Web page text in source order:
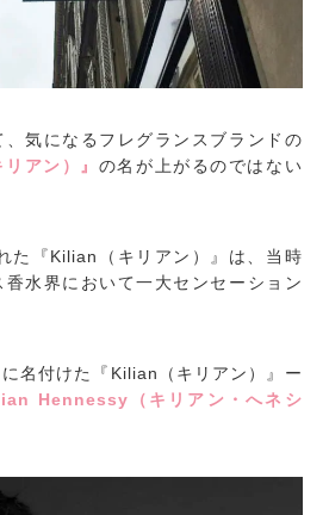
気になるフレグランスブランドの
アン）』 の名が上がるのではない
た『Kilian（キリアン）』は、当時
水界において一大センセーション
名付けた『Kilian（キリアン）』ー
Hennessy（キリアン・へネシ